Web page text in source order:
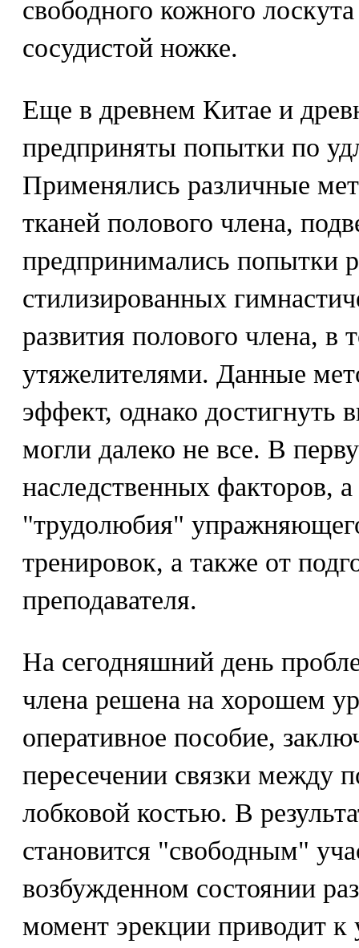
свободного кожного
сосудистой ножке.
Еще в древнем Китае и
предприняты попытки по
Применялись различные
тканей полового члена,
предпринимались попытки
стилизированных
развития полового члена, в
утяжелителями. Данные
эффект, однако достигнуть
могли далеко не все. В
наследственных факторов,
"трудолюбия"
тренировок, а также от
преподавателя.
На сегодняшний день
члена решена на хорошем
оперативное пособие,
пересечении связки между
лобковой костью. В
становится "свободным"
возбужденном состоянии
момент эрекции приводит